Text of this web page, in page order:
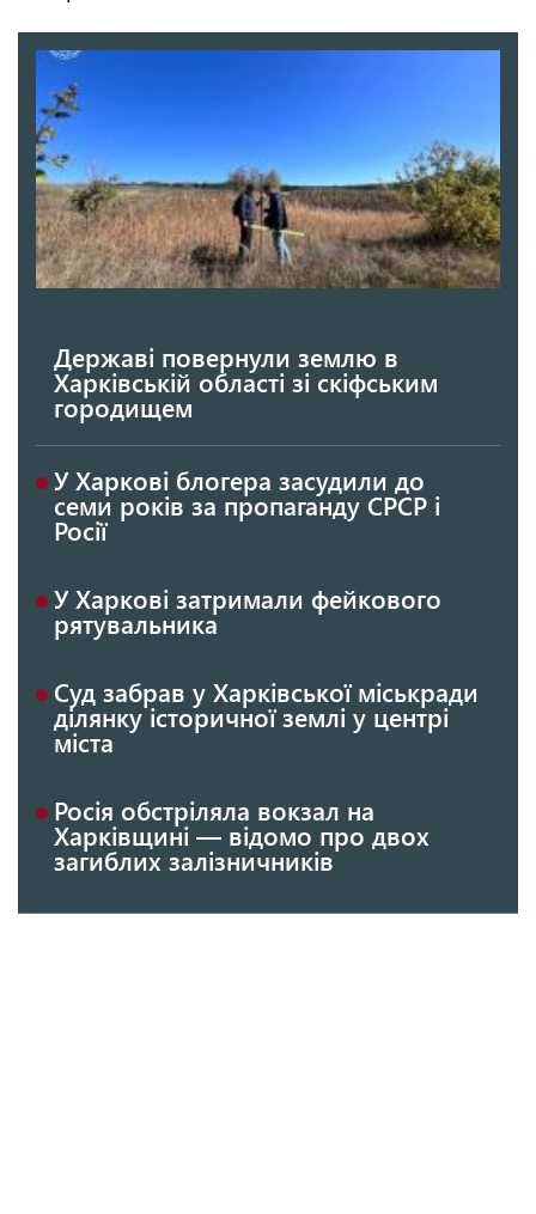
Державі повернули землю в
Харківській області зі скіфським
городищем
У Харкові блогера засудили до
семи років за пропаганду СРСР і
Росії
У Харкові затримали фейкового
рятувальника
Суд забрав у Харківської міськради
ділянку історичної землі у центрі
міста
Росія обстріляла вокзал на
Харківщині — відомо про двох
загиблих залізничників